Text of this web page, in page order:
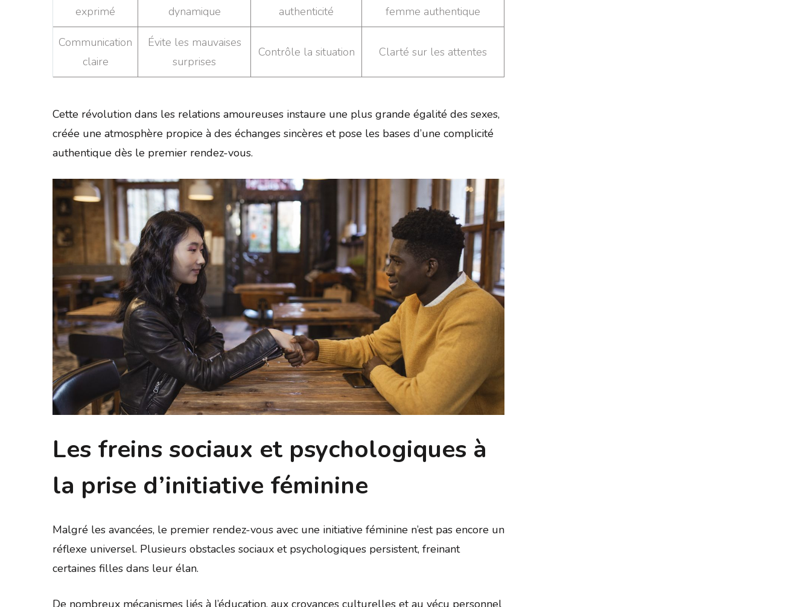
exprimé
dynamique
authenticité
femme authentique
Communication
claire
Évite les mauvaises
surprises
Contrôle la situation Clarté sur les attentes
Cette révolution dans les relations amoureuses instaure une plus grande égalité des sexes,
créée une atmosphère propice à des échanges sincères et pose les bases d’une complicité
authentique dès le premier rendez-vous.
Les freins sociaux et psychologiques à
la prise d’initiative féminine
Malgré les avancées, le premier rendez-vous avec une initiative féminine n’est pas encore un
réflexe universel. Plusieurs obstacles sociaux et psychologiques persistent, freinant
certaines filles dans leur élan.
De nombreux mécanismes liés à l’éducation, aux croyances culturelles et au vécu personnel